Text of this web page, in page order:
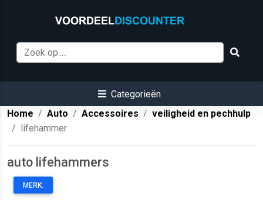
Categorieën
Home
Auto Accessoires
veiligheid en pechhulp
lifehammer
auto lifehammers
MERK: